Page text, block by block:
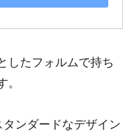
したフォルムで持ち
。
タンダードなデザイン